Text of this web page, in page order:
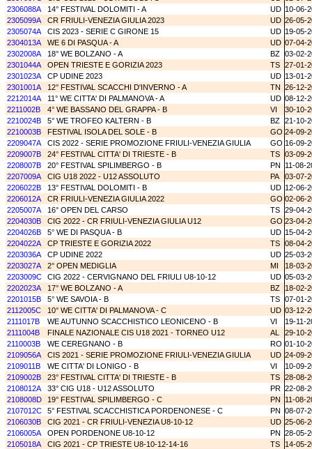
2306088A
14° FESTIVAL DOLOMITI - A UD 10-06-
2305099A
CR FRIULI-VENEZIA GIULIA 2023 UD 26-05-
2305074A
CIS 2023 - SERIE C GIRONE 15 UD 19-05-
2304013A
WE 6 DI PASQUA - A UD 07-04-
2302008A
18° WE BOLZANO - A BZ 03-02-
2301044A
OPEN TRIESTE E GORIZIA 2023 TS 27-01-
2301023A
CP UDINE 2023 UD 13-01-
2301001A
12° FESTIVAL SCACCHI D'INVERNO - A TN 26-12-
2212014A
11° WE CITTA' DI PALMANOVA - A UD 08-12-
2211002B
4° WE BASSANO DEL GRAPPA - B VI
30-10-
2210024B
5° WE TROFEO KALTERN - B BZ 21-10-
2210003B
FESTIVAL ISOLA DEL SOLE - B GO 24-09-
2209047A
CIS 2022 - SERIE PROMOZIONE FRIULI-VENEZIA GIULIA GO 16-09-
2209007B
24° FESTIVAL CITTA' DI TRIESTE - B TS 03-09-
2208007B
20° FESTIVAL SPILIMBERGO - B PN
11-08-
2207009A
CIG U18 2022 - U12 ASSOLUTO PA
03-07-
2206022B
13° FESTIVAL DOLOMITI - B UD 12-06-
2206012A
CR FRIULI-VENEZIA GIULIA 2022 GO 02-06-
2205007A
16° OPEN DEL CARSO TS 29-04-
2204030B
CIG 2022 - CR FRIULI-VENEZIA GIULIA U12 GO 23-04-
2204026B
5° WE DI PASQUA - B UD 15-04-
2204022A
CP TRIESTE E GORIZIA 2022 TS 08-04-
2203036A
CP UDINE 2022 UD 25-03-
2203027A
2° OPEN MEDIGLIA MI
18-03-
2203009C
CIG 2022 - CERVIGNANO DEL FRIULI U8-10-12 UD 05-03-
2202023A
17° WE BOLZANO - A BZ
18-02-
2201015B
5° WE SAVOIA - B TS 07-01-
2112005C
10° WE CITTA' DI PALMANOVA - C UD 03-12-
2111017B
WE AUTUNNO SCACCHISTICO LEONICENO - B VI
19-11-
2111004B
FINALE NAZIONALE CIS U18 2021 - TORNEO U12 AL
29-10-
2110003B
WE CEREGNANO - B RO 01-10-
2109056A
CIS 2021 - SERIE PROMOZIONE FRIULI-VENEZIA GIULIA UD 24-09-
2109011B
WE CITTA' DI LONIGO - B VI
10-09-
2109002B
23° FESTIVAL CITTA' DI TRIESTE - B TS 28-08-
2108012A
33° CIG U18 - U12 ASSOLUTO PR 22-08-
2108008D
19° FESTIVAL SPILIMBERGO - C PN
11-08-
2107012C
5° FESTIVAL SCACCHISTICA PORDENONESE - C PN 08-07-
2106030B
CIG 2021 - CR FRIULI-VENEZIA U8-10-12 UD 25-06-
2106005A
OPEN PORDENONE U8-10-12 PN 28-05-
2105018A
CIG 2021 - CP TRIESTE U8-10-12-14-16 TS
14-05-